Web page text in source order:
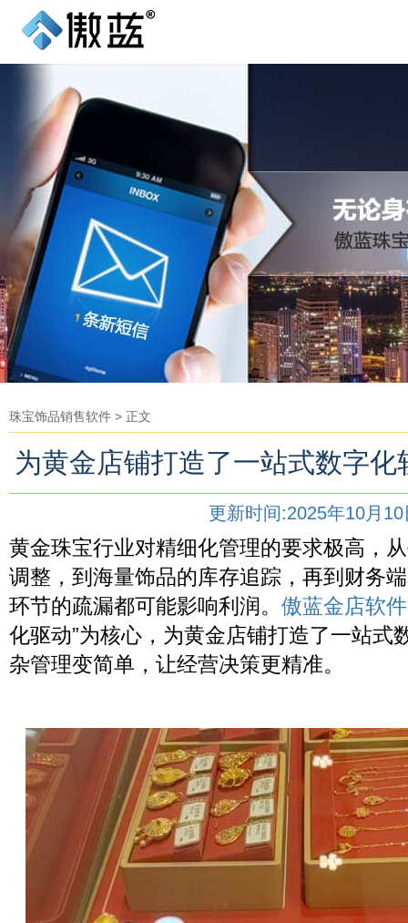
珠宝饰品销售软件 > 正文
为黄金店铺打造了一站式数字
更新时间:2025年10月10
黄金珠宝行业对精细化管理的要求极高，
调整，到海量饰品的库存追踪，再到财务
环节的疏漏都可能影响利润。 傲蓝金店软件
化驱动”为核心，为黄金店铺打造了一站式
杂管理变简单，让经营决策更精准。